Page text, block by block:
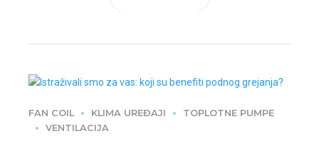
FAN COIL KLIMA UREĐAJI
TOPLOTNE PUMPE
VENTILACIJA